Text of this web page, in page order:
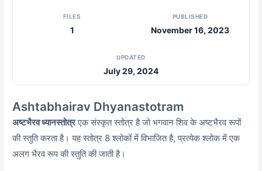
FILES
1
PUBLISHED
November 16, 2023
UPDATED
July 29, 2024
Ashtabhairav Dhyanastotram
अष्टभैरव ध्यानस्तोत्रएक संस्कृत स्तोत्र है जो भगवान शिव के अष्टभैरव रूपों
की स्तुति करता है। यह स्तोत्र 8 श्लोकों में विभाजित है, प्रत्येक श्लोक में एक
अलग भैरव रूप की स्तुति की जाती है।